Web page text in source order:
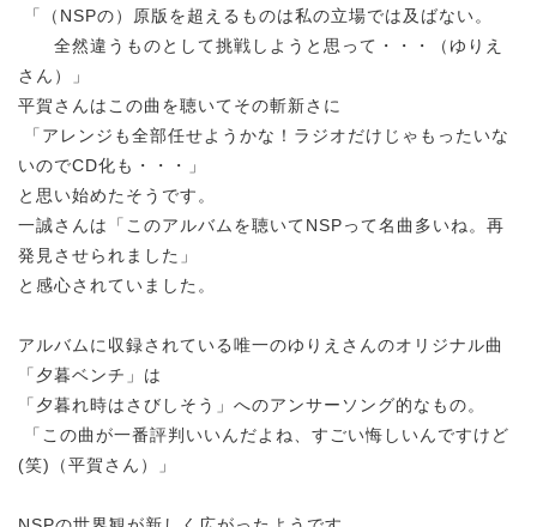
「（NSPの）原版を超えるものは私の立場では及ばない。
全然違うものとして挑戦しようと思って・・・（ゆりえ
さん）」
平賀さんはこの曲を聴いてその斬新さに
「アレンジも全部任せようかな！ラジオだけじゃもったいな
いのでCD化も・・・」
と思い始めたそうです。
一誠さんは「このアルバムを聴いてNSPって名曲多いね。再
発見させられました」
と感心されていました。
アルバムに収録されている唯一のゆりえさんのオリジナル曲
「夕暮ベンチ」は
「夕暮れ時はさびしそう」へのアンサーソング的なもの。
「この曲が一番評判いいんだよね、すごい悔しいんですけど
(笑)（平賀さん）」